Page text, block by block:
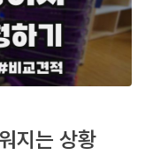
지는 상황